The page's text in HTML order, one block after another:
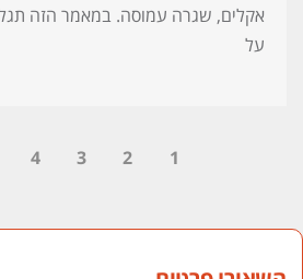
אקלים, שגרה עמוסה. במאמר הזה
על
1
2
3
4